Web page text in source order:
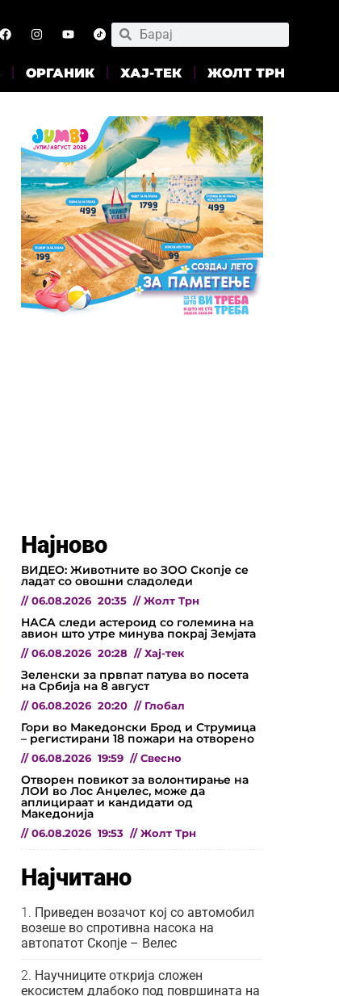
ОРГАНИК ХАЈ-ТЕК ЖОЛТ ТРН
Најново
ВИДЕО: Животните во ЗОО Скопје се
ладат со овошни сладоледи
// 06.08.2026 20:35 // Жолт Трн
НАСА следи астероид со големина на
авион што утре минува покрај Земјата
// 06.08.2026 20:28 // Хај-тек
Зеленски за првпат патува во посета
на Србија на 8 август
// 06.08.2026 20:20 // Глобал
Гори во Македонски Брод и Струмица
– регистирани 18 пожари на отворено
// 06.08.2026 19:59 // Свесно
Отворен повикот за волонтирање на
ЛОИ во Лос Анџелес, може да
аплицираат и кандидати од
Македонија
// 06.08.2026 19:53 // Жолт Трн
Најчитано
Приведен возачот кој со автомобил
возеше во спротивна насока на
автопатот Скопје – Велес
Научниците открија сложен
екосистем длабоко под површината на